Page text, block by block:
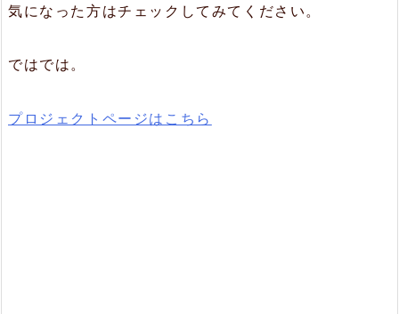
気になった方はチェックしてみてください。
ではでは。
プロジェクトページはこちら